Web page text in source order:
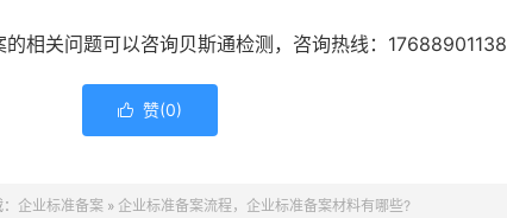
关问题可以咨询贝斯通检测，咨询热线：17688901138
 赞(0)
企业标准备案 » 企业标准备案流程，企业标准备案材料有哪些?